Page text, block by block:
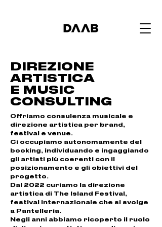
DIREZIONE
ARTISTICA
E MUSIC
CONSULTING
Offriamo consulenza musicale e
direzione artistica per brand,
festival e venue.
Ci occupiamo autonomamente del
booking, individuando e ingaggiando
gli artisti più coerenti con il
posizionamento e gli obiettivi del
progetto.
Dal 2022 curiamo la direzione
artistica di The Island Festival,
festival internazionale che si svolge
a Pantelleria.
Negli anni abbiamo ricoperto il ruolo